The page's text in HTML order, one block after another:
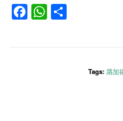
Facebook
WhatsApp
Tags: 路加